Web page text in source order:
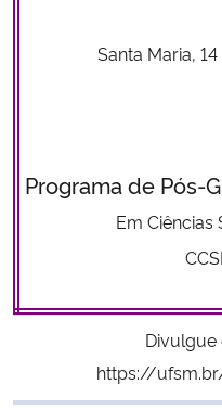
Santa Maria,
Programa de Pós-
Em Ciências
Divulgue
https://